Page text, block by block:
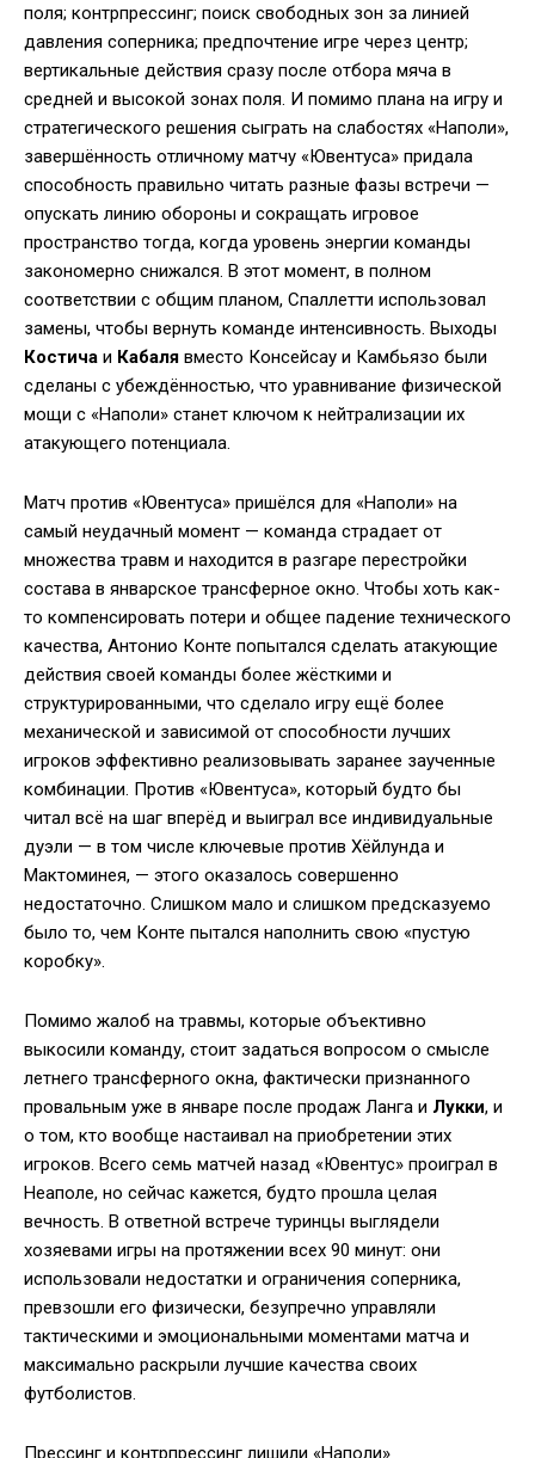
поля; контрпрессинг; поиск свободных зон за линией
давления соперника; предпочтение игре через центр;
вертикальные действия сразу после отбора мяча в
средней и высокой зонах поля. И помимо плана на игру и
стратегического решения сыграть на слабостях «Наполи»,
завершённость отличному матчу «Ювентуса» придала
способность правильно читать разные фазы встречи —
опускать линию обороны и сокращать игровое
пространство тогда, когда уровень энергии команды
закономерно снижался. В этот момент, в полном
соответствии с общим планом, Спаллетти использовал
замены, чтобы вернуть команде интенсивность. Выходы
Костича и Кабаля вместо Консейсау и Камбьязо были
сделаны с убеждённостью, что уравнивание физической
мощи с «Наполи» станет ключом к нейтрализации их
атакующего потенциала.
Матч против «Ювентуса» пришёлся для «Наполи» на
самый неудачный момент — команда страдает от
множества травм и находится в разгаре перестройки
состава в январское трансферное окно. Чтобы хоть как-
то компенсировать потери и общее падение технического
качества, Антонио Конте попытался сделать атакующие
действия своей команды более жёсткими и
структурированными, что сделало игру ещё более
механической и зависимой от способности лучших
игроков эффективно реализовывать заранее заученные
комбинации. Против «Ювентуса», который будто бы
читал всё на шаг вперёд и выиграл все индивидуальные
дуэли — в том числе ключевые против Хёйлунда и
Мактоминея, — этого оказалось совершенно
недостаточно. Слишком мало и слишком предсказуемо
было то, чем Конте пытался наполнить свою «пустую
коробку».
Помимо жалоб на травмы, которые объективно
выкосили команду, стоит задаться вопросом о смысле
летнего трансферного окна, фактически признанного
провальным уже в январе после продаж Ланга и Лукки, и
о том, кто вообще настаивал на приобретении этих
игроков. Всего семь матчей назад «Ювентус» проиграл в
Неаполе, но сейчас кажется, будто прошла целая
вечность. В ответной встрече туринцы выглядели
хозяевами игры на протяжении всех 90 минут: они
использовали недостатки и ограничения соперника,
превзошли его физически, безупречно управляли
тактическими и эмоциональными моментами матча и
максимально раскрыли лучшие качества своих
футболистов.
Прессинг и контрпрессинг лишили «Наполи»